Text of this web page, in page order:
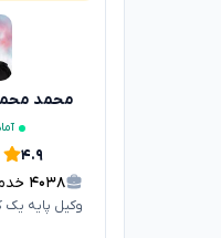
محمد
۴.۹
۴۰۳۸
وکیل پایه یک